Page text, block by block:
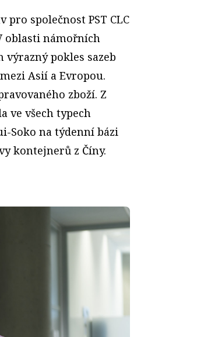
pro společnost PST CLC
oblasti námořních
pokles sazeb
Asií a Evropou.
zboží. Z
ve všech typech
Soko na týdenní bázi
kontejnerů z Číny.